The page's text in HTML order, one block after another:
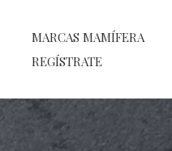
MARCAS MAMÍFERA
REGÍSTRATE